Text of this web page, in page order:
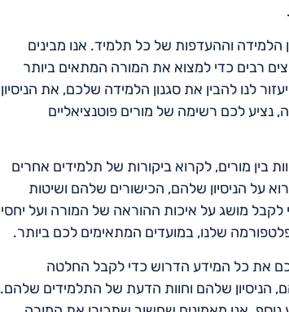
וההעדפות של כל תלמיד. אנו מבינים
רבים כדי למצוא את המורה המתאים ביותר
לנו להבין את סגנון הלמידה שלכם, את הניסיון
לכם רשימה של מורים פוטנציאליים
בין מורים, לקרוא ביקורות של תלמידים אחרים
על הניסיון שלהם, הכישורים שלהם ושיטות
מושג על איכות ההוראה של המורה ועל יחסי
שלנו, במועדים המתאימים לכם ביותר.
את כל המידע הדרוש כדי לקבל החלטה
הניסיון שלהם וחוות הדעת של התלמידים שלהם.